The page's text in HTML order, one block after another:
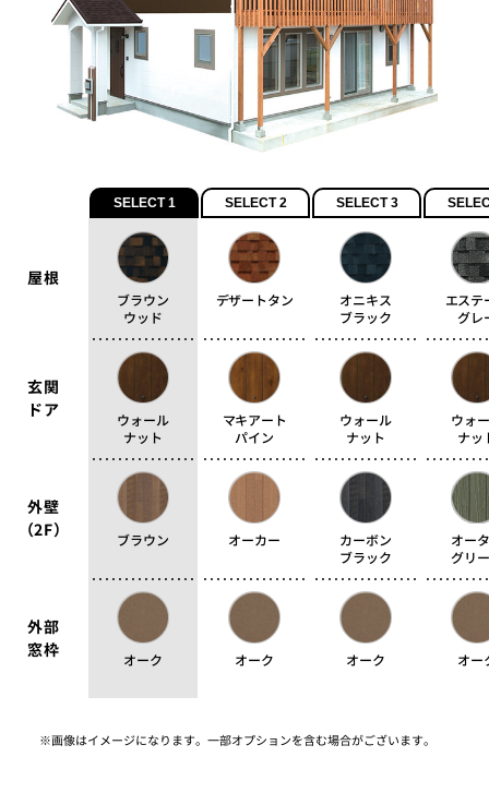
SELECT 1 SELECT 2 SELECT 3
屋根
ブラウン
ウッド
デザートタン
オニキス
ブラック
エステ
グレ
玄関
ドア
ウォール
ナット
マキアート
パイン
ウォール
ナット
ウォ
ナッ
外壁
（2F）
ブラウン オーカー
カーボン
ブラック
オー
グリ
外部
窓枠
オーク オーク オーク オー
※画像はイメージになります。一部オプションを含む場合がございます。